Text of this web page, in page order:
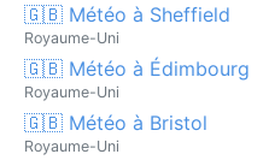
🇬🇧 Météo à Sheffield
Royaume-Uni
🇬🇧 Météo à Édimbourg
Royaume-Uni
🇬🇧 Météo à Bristol
Royaume-Uni